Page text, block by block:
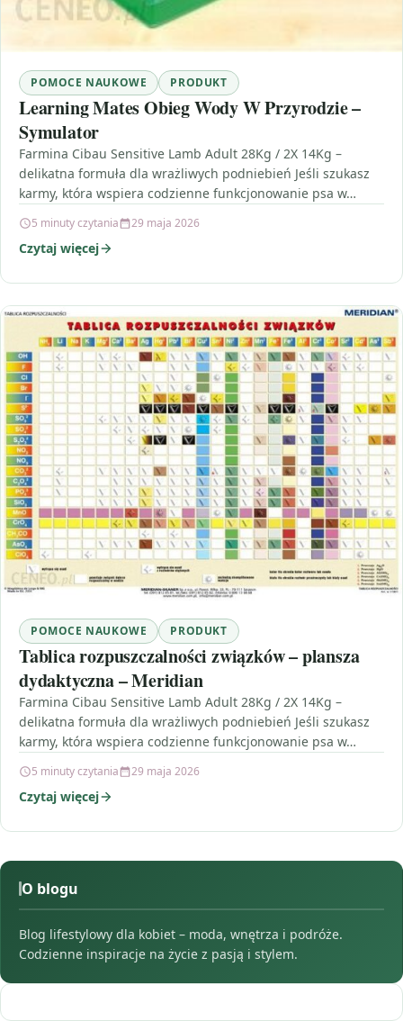
POMOCE NAUKOWE PRODUKT
Learning Mates Obieg Wody W Przyrodzie –
Symulator
Farmina Cibau Sensitive Lamb Adult 28Kg / 2X 14Kg –
delikatna formuła dla wrażliwych podniebień Jeśli szukasz
karmy, która wspiera codzienne funkcjonowanie psa w…
5 minuty czytania 29 maja 2026
Czytaj więcej
POMOCE NAUKOWE PRODUKT
Tablica rozpuszczalności związków – plansza
dydaktyczna – Meridian
Farmina Cibau Sensitive Lamb Adult 28Kg / 2X 14Kg –
delikatna formuła dla wrażliwych podniebień Jeśli szukasz
karmy, która wspiera codzienne funkcjonowanie psa w…
5 minuty czytania 29 maja 2026
Czytaj więcej
O blogu
Blog lifestylowy dla kobiet – moda, wnętrza i podróże.
Codzienne inspiracje na życie z pasją i stylem.